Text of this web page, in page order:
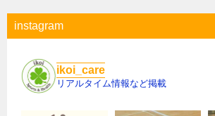
instagram
ikoi_care
リアルタイム情報など掲載